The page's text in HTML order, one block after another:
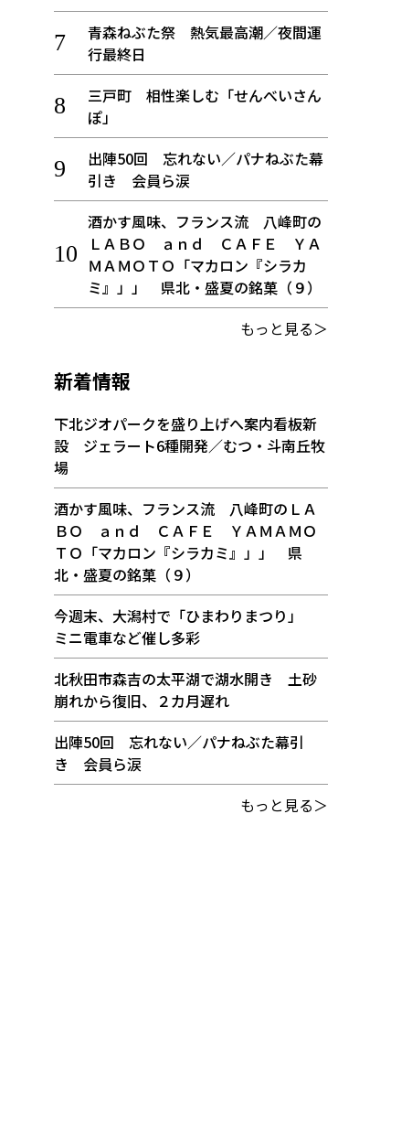
青森ねぶた祭 熱気最高潮／夜間運
行最終日
三戸町 相性楽しむ「せんべいさん
ぽ」
出陣50回 忘れない／パナねぶた幕
引き 会員ら涙
酒かす風味、フランス流 八峰町の
ＬＡＢＯ ａｎｄ ＣＡＦＥ ＹＡ
ＭＡＭＯＴＯ「マカロン『シラカ
ミ』」」 県北・盛夏の銘菓（９）
もっと見る＞
新着情報
下北ジオパークを盛り上げへ案内看板新
設 ジェラート6種開発／むつ・斗南丘牧
場
酒かす風味、フランス流 八峰町のＬＡ
ＢＯ ａｎｄ ＣＡＦＥ ＹＡＭＡＭＯ
ＴＯ「マカロン『シラカミ』」」 県
北・盛夏の銘菓（９）
今週末、大潟村で「ひまわりまつり」
ミニ電車など催し多彩
北秋田市森吉の太平湖で湖水開き 土砂
崩れから復旧、２カ月遅れ
出陣50回 忘れない／パナねぶた幕引
き 会員ら涙
もっと見る＞